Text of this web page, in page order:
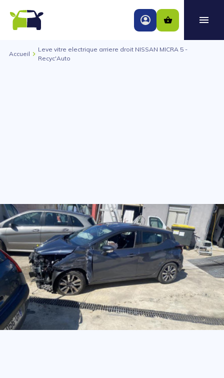
Accueil
Leve vitre electrique arriere droit NISSAN MICRA 5 -
Recyc'Auto